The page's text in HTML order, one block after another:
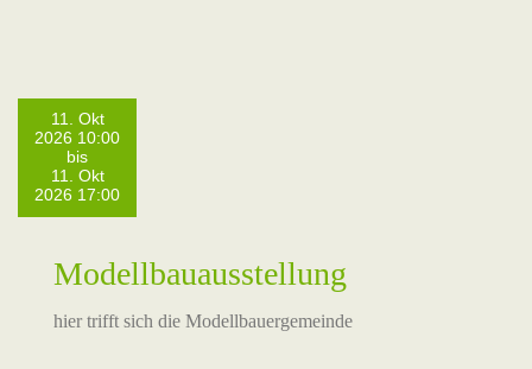
11. Okt
2026 10:00
bis
11. Okt
2026 17:00
Modellbauausstellung
hier trifft sich die Modellbauergemeinde